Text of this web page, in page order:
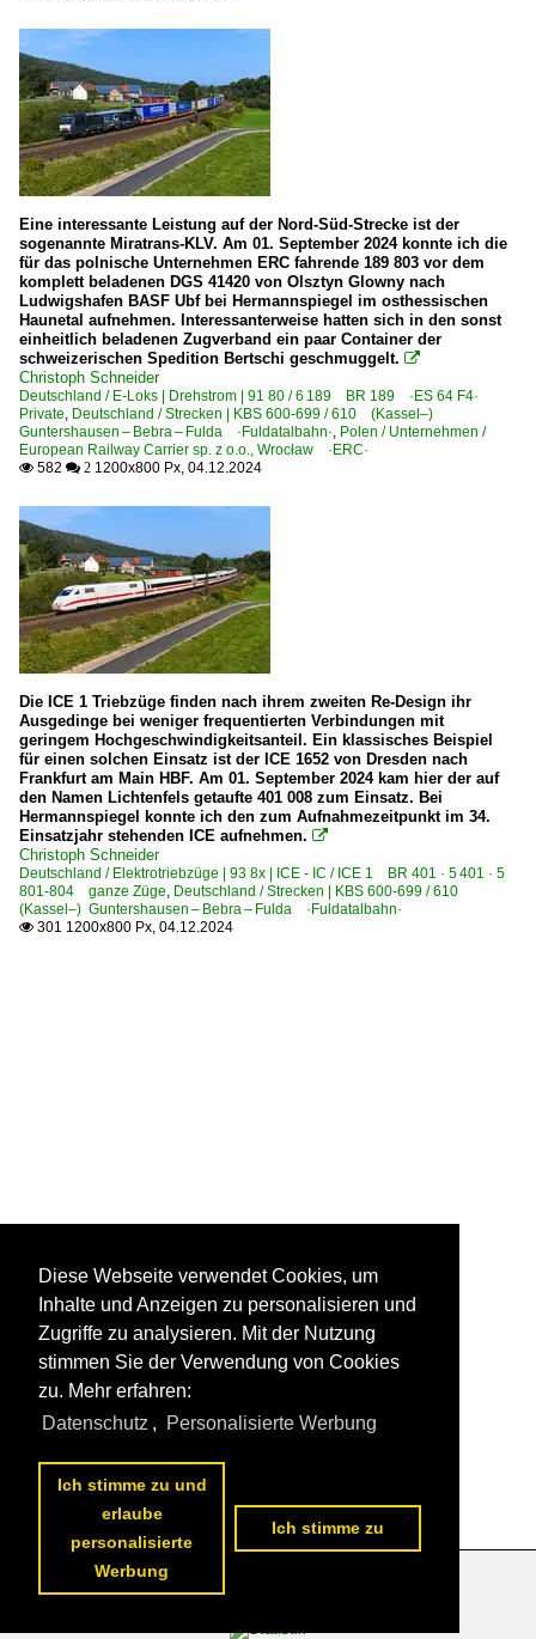
Eine interessante Leistung auf der Nord-Süd-Strecke ist der
sogenannte Miratrans-KLV. Am 01. September 2024 konnte ich die
für das polnische Unternehmen ERC fahrende 189 803 vor dem
komplett beladenen DGS 41420 von Olsztyn Glowny nach
Ludwigshafen BASF Ubf bei Hermannspiegel im osthessischen
Haunetal aufnehmen. Interessanterweise hatten sich in den sonst
einheitlich beladenen Zugverband ein paar Container der
schweizerischen Spedition Bertschi geschmuggelt. 
Christoph Schneider
Deutschland / E-Loks | Drehstrom | 91 80 / 6 189 BR 189 ·ES 64 F4·
Private, Deutschland / Strecken | KBS 600-699 / 610 (Kassel–)
Guntershausen – Bebra – Fulda ·Fuldatalbahn·, Polen / Unternehmen /
European Railway Carrier sp. z o.o., Wrocław ·ERC·
 582  2 1200x800 Px, 04.12.2024
Die ICE 1 Triebzüge finden nach ihrem zweiten Re-Design ihr
Ausgedinge bei weniger frequentierten Verbindungen mit
geringem Hochgeschwindigkeitsanteil. Ein klassisches Beispiel
für einen solchen Einsatz ist der ICE 1652 von Dresden nach
Frankfurt am Main HBF. Am 01. September 2024 kam hier der auf
den Namen Lichtenfels getaufte 401 008 zum Einsatz. Bei
Hermannspiegel konnte ich den zum Aufnahmezeitpunkt im 34.
Einsatzjahr stehenden ICE aufnehmen. 
Christoph Schneider
Deutschland / Elektrotriebzüge | 93 8x | ICE - IC / ICE 1 BR 401 · 5 401 · 5
801-804 ganze Züge, Deutschland / Strecken | KBS 600-699 / 610
(Kassel–) Guntershausen – Bebra – Fulda ·Fuldatalbahn·
 301 1200x800 Px, 04.12.2024
Datenschutzerklärung
Diese Webseite verwendet Cookies, um
Inhalte und Anzeigen zu personalisieren und
Zugriffe zu analysieren. Mit der Nutzung
stimmen Sie der Verwendung von Cookies
zu. Mehr erfahren:
Datenschutz , Personalisierte Werbung
Ich stimme zu und
erlaube
personalisierte
Werbung
Ich stimme zu